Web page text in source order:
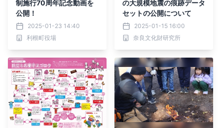
制施行70周年記念動画を
公開！
2025-01-23 14:40
利根町役場
の大規模地震の痕跡データ
セットの公開について
2025-01-15 16:00
奈良文化財研究所